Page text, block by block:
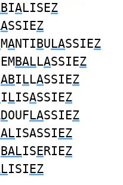
IALISEZ
ASSIEZ
MANTIBULASSIEZ
BALLASSIEZ
ABILLASSIEZ
ILISASSIEZ
DOUFLASSIEZ
ISASSIEZ
BALISERIEZ
ISIEZ